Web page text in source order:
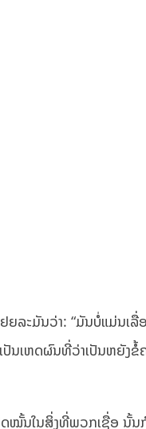
ຍລະມັນວ່າ: “ມັນບໍ່ແມ່ນເລື່
ນເຫດຜົນທີ່ວ່າເປັນຫຍັງຂໍ້
ດໝັ້ນໃນສິ່ງທີ່ພວກເຊື່ອ ນັ້ນ